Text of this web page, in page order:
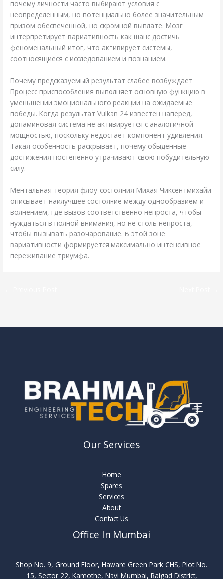
почему личности часто выбирают условия с
неопределенным, но потенциально более значительным
призом обеспеченной, но скромной выплате. Мозг
интерпретирует вариативность как шанс достичь
феноменальный итог, что активирует системы,
соотносящиеся с исследованием и познанием.
Почему предсказуемый результат слабее возбуждает
Процесс приспособления выполняет основную функцию в
уменьшении эмоционального реакции на ожидаемые
победы. Когда результат Vulkan 24 известен наперед,
допаминовая система не активируется с аналогичной
мощностью, поскольку недостает компонент удивления.
Такая особенность раскрывает, почему обыденные
достижения постепенно утрачивают свою побудительную
силу.
Ментальная теория флоу-состояния Михая Чиксентмихайи
описывает наилучшее состояние между однообразием и
волнением, где вызов соответственно непроста, чтобы
нуждаться в полной внимания, но не столь непроста,
чтобы вызывать разочарование. В этой зоне
вариативности формируется максимально интенсивное
переживание триумфа.
Our Services
Home
Spares
Services
About
Contact Us
Office In Mumbai
Shop No. 9, Ground Floor, Haware Green Park CHS, Plot No.
15, Sector 22, Kamothe, Navi Mumbai, Raigad District,